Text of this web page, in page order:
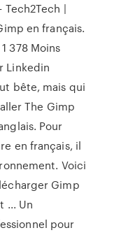
Tech2Tech |
en français.
378 Moins
Linkedin
bête, mais qui
The Gimp
Pour
en français, il
Voici
Gimp
... Un
pour